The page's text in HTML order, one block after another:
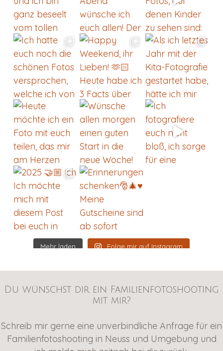
Mehr laden Folge mir auf Instagram
Du wünschst dir ein Familienfotoshooting
mit mir?
Schreib mir gerne eine unverbindliche Anfrage für ein
Familienfotoshooting in Neuss und Umgebung und